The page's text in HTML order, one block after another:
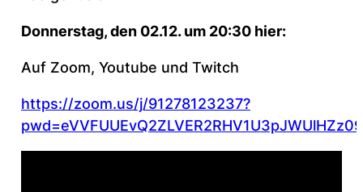
Donnerstag, den 02.12. um 20:30 hier:
Auf Zoom, Youtube und Twitch
https://zoom.us/j/91278123237?
pwd=eVVFUUEvQ2ZLVER2RHV1U3pJWUlHZz09